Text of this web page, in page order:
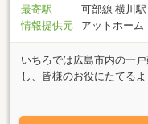
最寄駅
可部線 横川
情報提供元
アットホーム
いちろでは広島市内の一
し、皆様のお役にたてる
をお考えの方はいつでも